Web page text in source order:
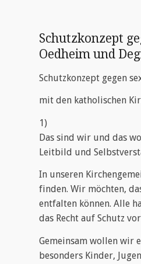
Schutzkonzept
Oedheim und
Schutzkonzept gegen
mit den katholischen
1)
Das sind wir und das
Leitbild und
In unseren
finden. Wir möchten,
entfalten können. Alle
das Recht auf Schutz
Gemeinsam wollen wir
besonders Kinder,